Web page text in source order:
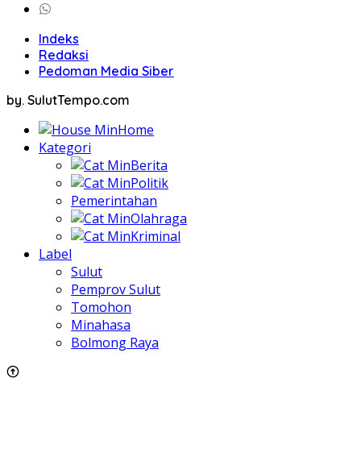
Indeks
Redaksi
Pedoman Media Siber
by. SulutTempo.com
Home
Kategori
Berita
Politik
Pemerintahan
Olahraga
Kriminal
Label
Sulut
Pemprov Sulut
Tomohon
Minahasa
Bolmong Raya